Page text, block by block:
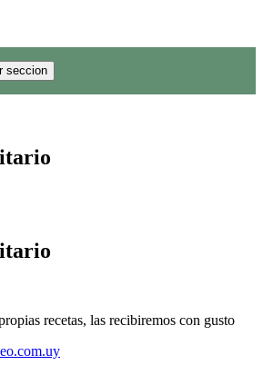
recetas, las recibiremos con gusto